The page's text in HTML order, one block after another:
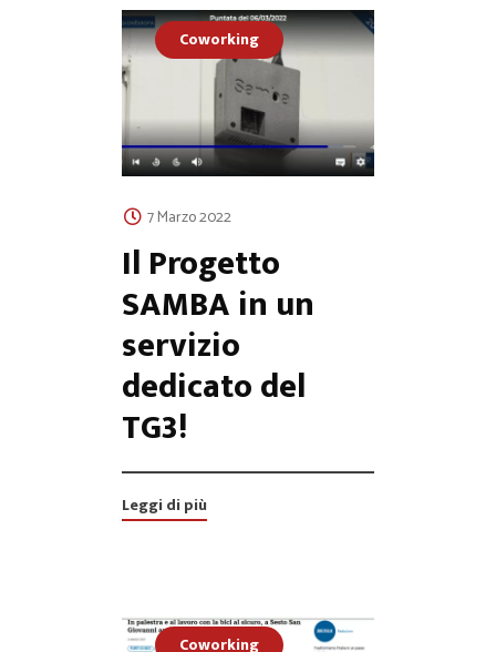
Coworking
7 Marzo 2022
Il Progetto
SAMBA in un
servizio
dedicato del
TG3!
Leggi di più
Coworking